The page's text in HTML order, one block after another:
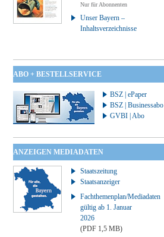
Nur für Abonnenten
Unser Bayern –
Inhaltsverzeichnisse
ABO + BESTELLSERVICE
BSZ | ePaper
BSZ | Businessabo
GVBI | Abo
ANZEIGEN MEDIADATEN
Staatszeitung
Staatsanzeiger
Fachthemenplan/Mediadaten
gültig ab 1. Januar
2026
(PDF 1,5 MB)